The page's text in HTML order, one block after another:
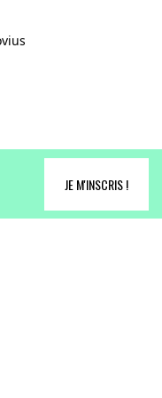
JE M'INSCRIS !